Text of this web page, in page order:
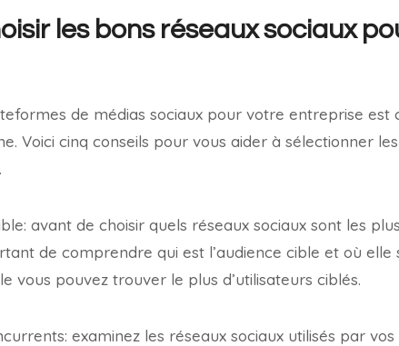
les bons réseaux sociaux
de médias sociaux pour votre entreprise est
Voici cinq conseils pour vous aider à sélectionner
avant de choisir quels réseaux sociaux sont les
de comprendre qui est l’audience cible et où elle
vous pouvez trouver le plus d’utilisateurs ciblés.
examinez les réseaux sociaux utilisés par